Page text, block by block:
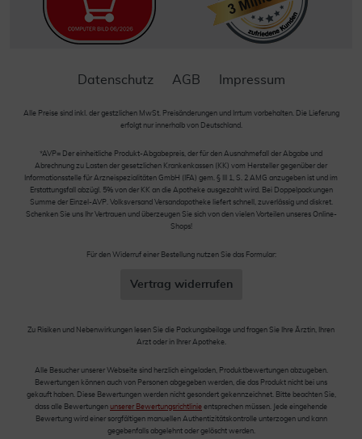
Datenschutz AGB Impressum
Alle Preise sind inkl. der gestzlichen MwSt. Preisänderungen und Irrtum vorbehalten. Die Lieferung
erfolgt nur innerhalb von Deutschland.
*AVP= Der einheitliche Produkt-Abgabepreis, der für den Ausnahmefall der Abgabe und
Abrechnung zu Lasten der gesetzlichen Krankenkassen (KK) vom Hersteller gegenüber der
Informationsstelle für Arzneispezialitäten GmbH (IFA) gem. § III 1, S. 2 AMG anzugeben ist und im
Erstattungsfall abzügl. 5% von der KK an die Apotheke ausgezahlt wird. Bei Doppelpackungen
Summe der Einzel-AVP. Volksversand Versandapotheke liefert schnell, zuverlässig und diskret.
Schenken Sie uns Ihr Vertrauen und überzeugen Sie sich von den vielen Vorteilen unseres Online-
Shops!
Für den Widerruf einer Bestellung nutzen Sie das Formular:
Vertrag widerrufen
Zu Risiken und Nebenwirkungen lesen Sie die Packungsbeilage und fragen Sie Ihre Ärztin, Ihren
Arzt oder in Ihrer Apotheke.
Alle Besucher unserer Webseite sind herzlich eingeladen, Produktbewertungen abzugeben.
Bewertungen können auch von Personen abgegeben werden, die das Produkt nicht bei uns
gekauft haben. Diese Bewertungen werden nicht gesondert gekennzeichnet. Bitte beachten Sie,
dass alle Bewertungen unserer Bewertungsrichtlinie entsprechen müssen. Jede eingehende
Bewertung wird einer sorgfältigen manuellen Authentizitätskontrolle unterzogen und kann
gegebenfalls abgelehnt oder gelöscht werden.